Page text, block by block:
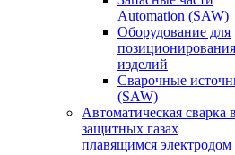
Automation (SAW)
Оборудование для
позиционирования
изделий
Сварочные
(SAW)
Автоматическая сварка в
защитных газах
плавящимся электродом